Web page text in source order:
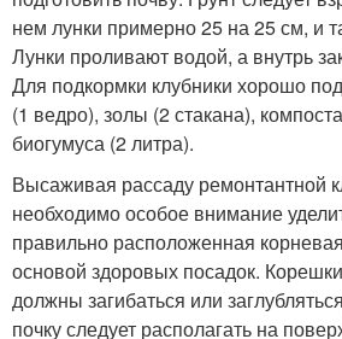
нем лунки примерно 25 на 25 см, и
Лунки проливают водой, а внутрь
Для подкормки клубники хорошо
(1 ведро), золы (2 стакана),
биогумуса (2 литра).
Высаживая рассаду ремонтантной
необходимо особое внимание
правильно расположенная
основой здоровых посадок.
должны загибаться или
почку следует располагать на